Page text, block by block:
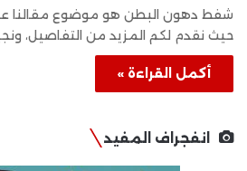
شفط دهون البطن هو موضوع مقالنا عبر
حيث نقدم لكم المزيد من التفاصيل،
أكمل القراءة »
انفجراف المفيد